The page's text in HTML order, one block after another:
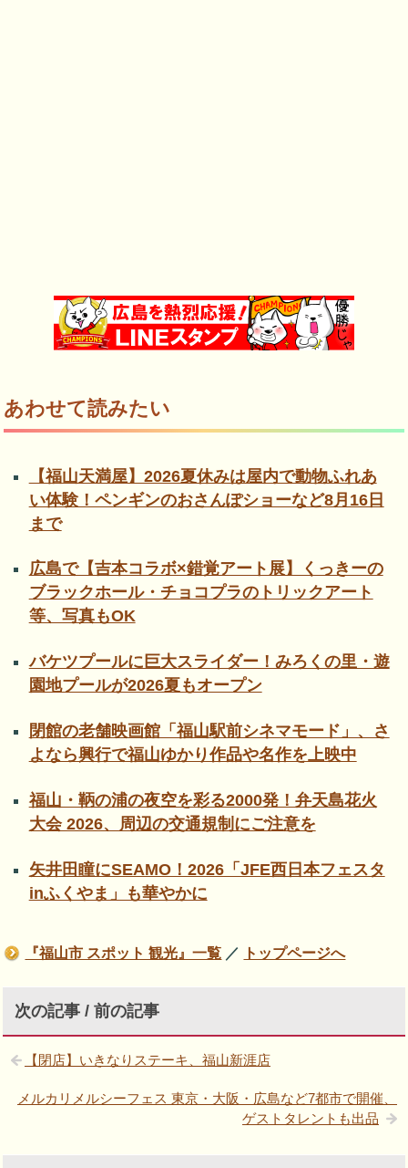
あわせて読みたい
【福山天満屋】2026夏休みは屋内で動物ふれあ
い体験！ペンギンのおさんぽショーなど8月16日
まで
広島で【吉本コラボ×錯覚アート展】くっきーの
ブラックホール・チョコプラのトリックアート
等、写真もOK
バケツプールに巨大スライダー！みろくの里・遊
園地プールが2026夏もオープン
閉館の老舗映画館「福山駅前シネマモード」、さ
よなら興行で福山ゆかり作品や名作を上映中
福山・鞆の浦の夜空を彩る2000発！弁天島花火
大会 2026、周辺の交通規制にご注意を
矢井田瞳にSEAMO！2026「JFE西日本フェスタ
inふくやま」も華やかに
『福山市 スポット 観光』一覧 ／ トップページへ
次の記事 / 前の記事
【閉店】いきなりステーキ、福山新涯店
メルカリメルシーフェス 東京・大阪・広島など7都市で開催、
ゲストタレントも出品